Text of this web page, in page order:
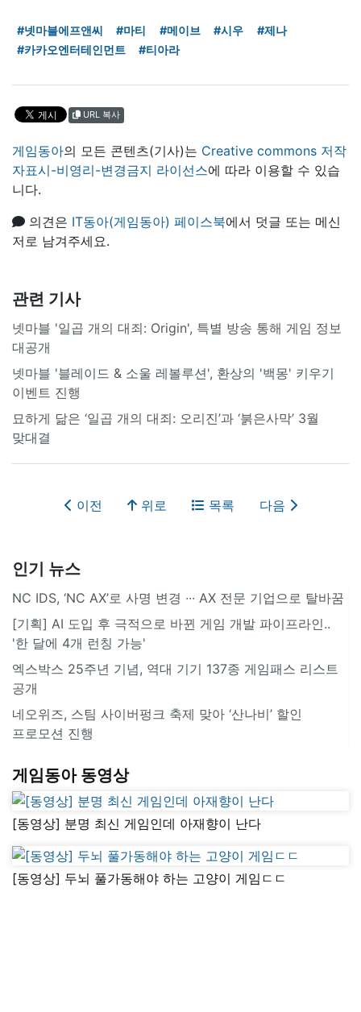
#넷마블에프앤씨 #마티 #메이브 #시우
#제나
#카카오엔터테인먼트
#티아라
URL 복사
게임동아의 모든 콘텐츠(기사)는 Creative commons 저작
자표시-비영리-변경금지 라이선스에 따라 이용할 수 있습
니다.
의견은 IT동아(게임동아) 페이스북에서 덧글 또는 메신
저로 남겨주세요.
관련 기사
넷마블 '일곱 개의 대죄: Origin', 특별 방송 통해 게임 정보
대공개
넷마블 '블레이드 & 소울 레볼루션', 환상의 '백몽' 키우기
이벤트 진행
묘하게 닮은 ‘일곱 개의 대죄: 오리진’과 ‘붉은사막’ 3월
맞대결
이전 위로 목록 다음
인기 뉴스
NC IDS, ‘NC AX’로 사명 변경 ∙∙∙ AX 전문 기업으로 탈바꿈
[기획] AI 도입 후 극적으로 바뀐 게임 개발 파이프라인..
'한 달에 4개 런칭 가능'
엑스박스 25주년 기념, 역대 기기 137종 게임패스 리스트
공개
네오위즈, 스팀 사이버펑크 축제 맞아 ‘산나비’ 할인
프로모션 진행
게임동아 동영상
[동영상] 분명 최신 게임인데 아재향이 난다
[동영상] 두뇌 풀가동해야 하는 고양이 게임ㄷㄷ